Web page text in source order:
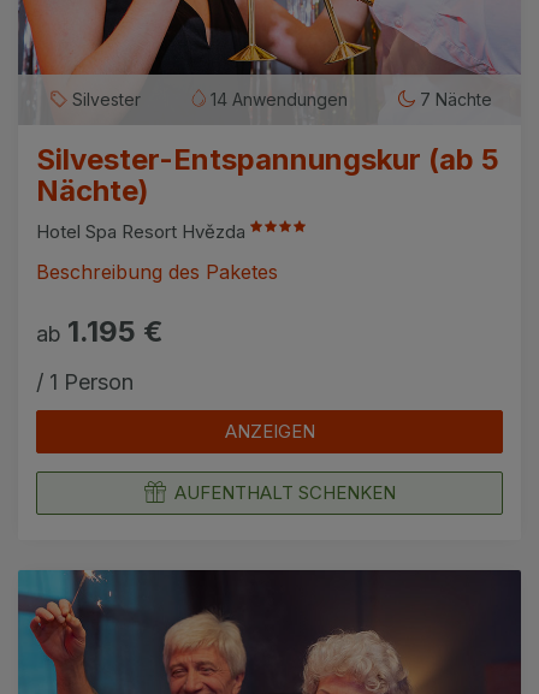
Silvester 14 Anwendungen 7 Nächte
Silvester-Entspannungskur (ab 5
Nächte)
Hotel Spa Resort Hvězda
Beschreibung des Paketes
ab 1.195 €
/ 1 Person
ANZEIGEN
AUFENTHALT SCHENKEN